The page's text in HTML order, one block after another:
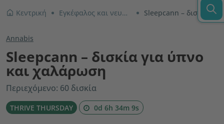
Κεντρική Εγκέφαλος και νευρικό σύστημα Sleepcann – δισκία για ύπνο και χαλάρωση
Annabis
Sleepcann – δισκία για ύπνο
και χαλάρωση
Περιεχόμενο: 60 δισκία
THRIVE THURSDAY 0d 6h 34m 9s